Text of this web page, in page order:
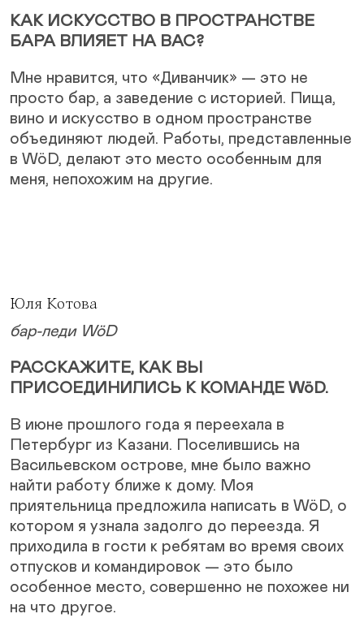
КАК ИСКУССТВО В ПРОСТРАНСТВЕ
БАРА ВЛИЯЕТ НА ВАС?
Мне нравится, что «Диванчик» — это не
просто бар, а заведение с историей. Пища,
вино и искусство в одном пространстве
объединяют людей. Работы, представленные
в WöD, делают это место особенным для
меня, непохожим на другие.
Юля Котова
бар-леди WöD
РАССКАЖИТЕ, КАК ВЫ
ПРИСОЕДИНИЛИСЬ К КОМАНДЕ WöD.
​​В июне прошлого года я переехала в
Петербург из Казани. Поселившись на
Васильевском острове, мне было важно
найти работу ближе к дому. Моя
приятельница предложила написать в WöD, о
котором я узнала задолго до переезда. Я
приходила в гости к ребятам во время своих
отпусков и командировок — это было
особенное место, совершенно не похожее ни
на что другое.